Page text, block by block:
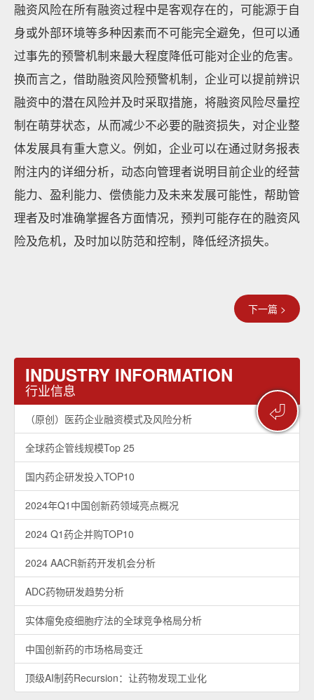
⏎
融资风险在所有融资过程中是客观存在的，可能源于自
身或外部环境等多种因素而不可能完全避免，但可以通
过事先的预警机制来最大程度降低可能对企业的危害。
换而言之，借助融资风险预警机制，企业可以提前辨识
融资中的潜在风险并及时采取措施，将融资风险尽量控
制在萌芽状态，从而减少不必要的融资损失，对企业整
体发展具有重大意义。例如，企业可以在通过财务报表
附注内的详细分析，动态向管理者说明目前企业的经营
能力、盈利能力、偿债能力及未来发展可能性，帮助管
理者及时准确掌握各方面情况，预判可能存在的融资风
险及危机，及时加以防范和控制，降低经济损失。
下一篇 >
INDUSTRY INFORMATION
行业信息
（原创）医药企业融资模式及风险分析
全球药企管线规模Top 25
国内药企研发投入TOP10
2024年Q1中国创新药领域亮点概况
2024 Q1药企并购TOP10
2024 AACR新药开发机会分析
ADC药物研发趋势分析
实体瘤免疫细胞疗法的全球竞争格局分析
中国创新药的市场格局变迁
顶级AI制药Recursion：让药物发现工业化